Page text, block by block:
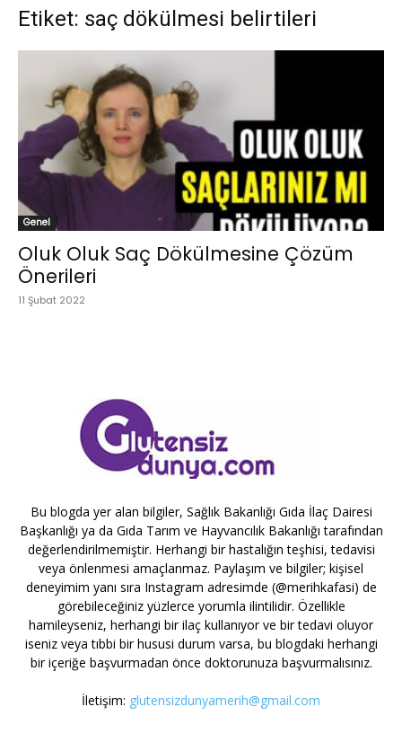
Etiket: saç dökülmesi belirtileri
Genel
Oluk Oluk Saç Dökülmesine Çözüm
Önerileri
11 Şubat 2022
Bu blogda yer alan bilgiler, Sağlık Bakanlığı Gıda İlaç Dairesi
Başkanlığı ya da Gıda Tarım ve Hayvancılık Bakanlığı tarafından
değerlendirilmemiştir. Herhangi bir hastalığın teşhisi, tedavisi
veya önlenmesi amaçlanmaz. Paylaşım ve bilgiler; kişisel
deneyimim yanı sıra Instagram adresimde (@merihkafasi) de
görebileceğiniz yüzlerce yorumla ilintilidir. Özellikle
hamileyseniz, herhangi bir ilaç kullanıyor ve bir tedavi oluyor
iseniz veya tıbbi bir hususi durum varsa, bu blogdaki herhangi
bir içeriğe başvurmadan önce doktorunuza başvurmalısınız.
İletişim: glutensizdunyamerih@gmail.com